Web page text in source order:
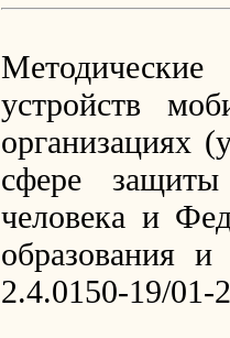
устройств
организациях
сфере
человека и
образования
2.4.0150-19/01-